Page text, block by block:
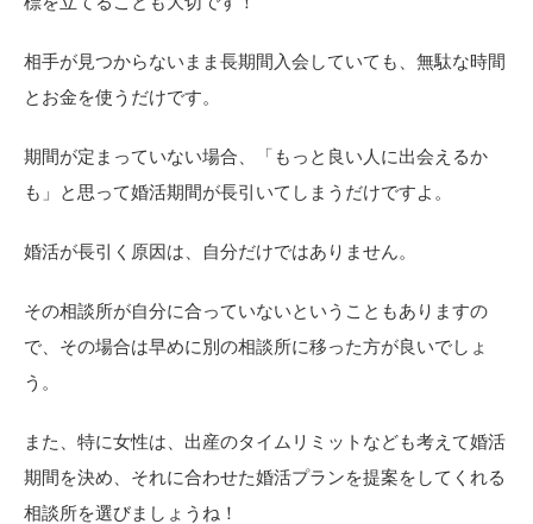
相手が見つからないまま長期間入会していても、無駄な時間
とお金を使うだけです。
期間が定まっていない場合、「もっと良い人に出会えるか
も」と思って婚活期間が長引いてしまうだけですよ。
婚活が長引く原因は、自分だけではありません。
その相談所が自分に合っていないということもありますの
で、その場合は早めに別の相談所に移った方が良いでしょ
う。
また、特に女性は、出産のタイムリミットなども考えて婚活
期間を決め、それに合わせた婚活プランを提案をしてくれる
相談所を選びましょうね！